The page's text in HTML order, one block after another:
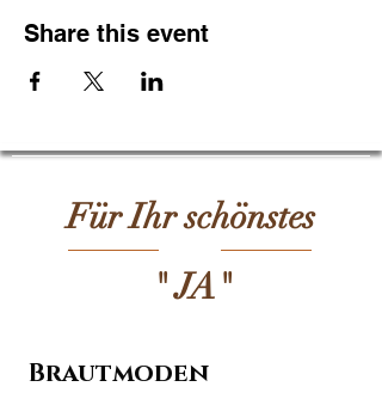
Share this event
Für Ihr schönstes
" JA"
Brautmoden